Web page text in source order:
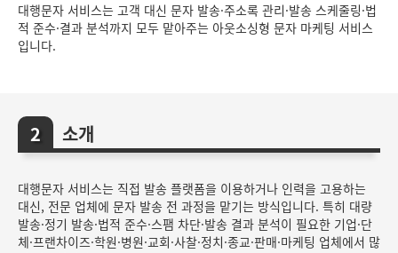
대행문자 서비스는 고객 대신 문자 발송·주소록 관리·발송 스케줄링·법
적 준수·결과 분석까지 모두 맡아주는 아웃소싱형 문자 마케팅 서비스
입니다.
소개
대행문자 서비스는 직접 발송 플랫폼을 이용하거나 인력을 고용하는
대신, 전문 업체에 문자 발송 전 과정을 맡기는 방식입니다. 특히 대량
발송·정기 발송·법적 준수·스팸 차단·발송 결과 분석이 필요한 기업·단
체·프랜차이즈·학원·병원·교회·사찰·정치·종교·판매·마케팅 업체에서 많